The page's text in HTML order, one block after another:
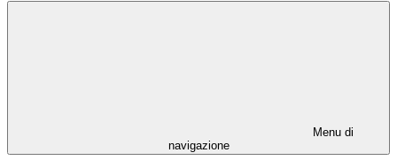
Menu di
navigazione